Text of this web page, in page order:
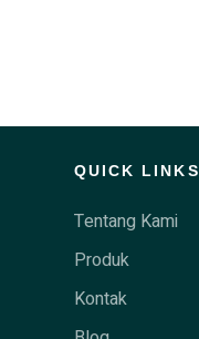
QUICK LINKS
Tentang Kami
Produk
Kontak